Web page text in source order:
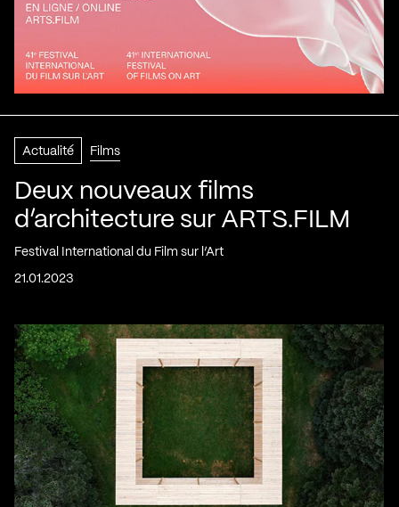
Actualité Films
Deux nouveaux films
d’architecture sur ARTS.FILM
Festival International du Film sur l’Art
21.01.2023